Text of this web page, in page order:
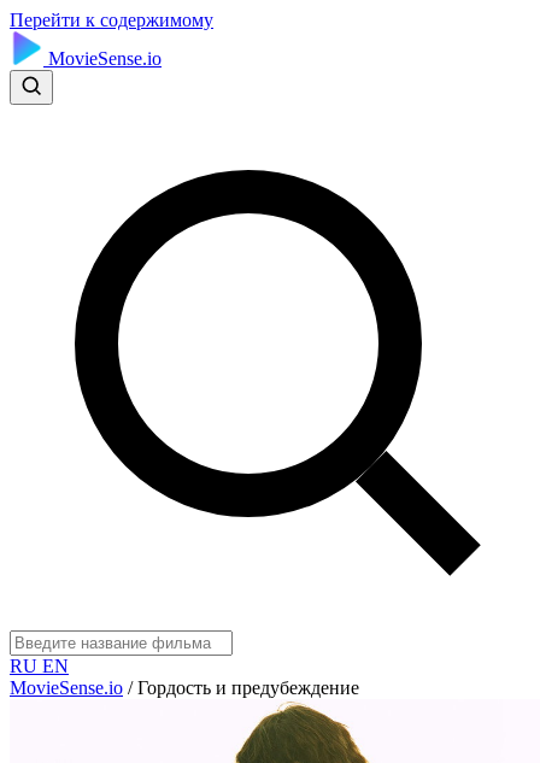
Перейти к содержимому
MovieSense.io
RU EN
MovieSense.io / Гордость и предубеждение